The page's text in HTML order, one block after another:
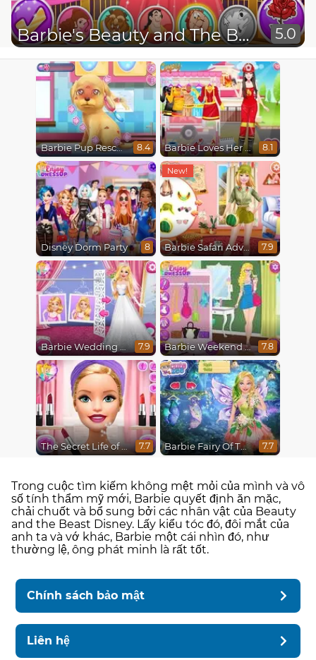
Barbie's Beauty and The Beast Looks 5.0
Barbie Pup Rescue 8.4 Barbie Loves Her Job 8.1
Disney Dorm Party 8 Barbie Safari Adventure 7.9
Barbie Wedding Fun 7.9 Barbie Weekend Outfit 7.8
The Secret Life of Dolls 7.7 Barbie Fairy Of The Woods 7.7
Trong cuộc tìm kiếm không mệt mỏi của mình và vô
số tính thẩm mỹ mới, Barbie quyết định ăn mặc,
chải chuốt và bổ sung bởi các nhân vật của Beauty
and the Beast Disney. Lấy kiểu tóc đó, đôi mắt của
anh ta và vớ khác, Barbie một cái nhìn đó, như
thường lệ, ông phát minh là rất tốt.
Chính sách bảo mật
Liên hệ